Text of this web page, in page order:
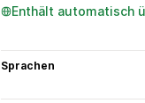
Enthält automatisch
Sprachen